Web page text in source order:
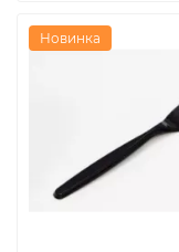
Новинка